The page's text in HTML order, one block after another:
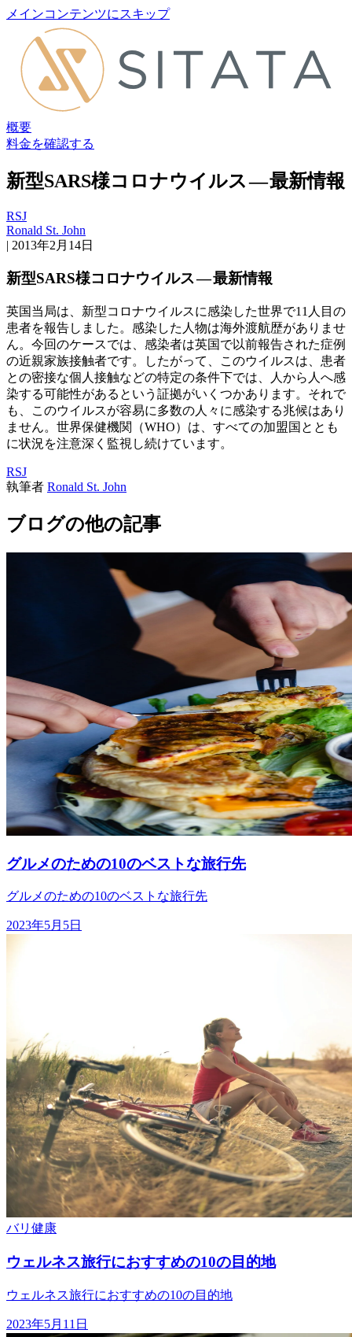
メインコンテンツにスキップ
概要
料金を確認する
新型SARS様コロナウイルス — 最新情報
RSJ
Ronald St. John
| 2013年2月14日
新型SARS様コロナウイルス — 最新情報
英国当局は、新型コロナウイルスに感染した世界で11人目の
患者を報告しました。感染した人物は海外渡航歴がありませ
ん。今回のケースでは、感染者は英国で以前報告された症例
の近親家族接触者です。したがって、このウイルスは、患者
との密接な個人接触などの特定の条件下では、人から人へ感
染する可能性があるという証拠がいくつかあります。それで
も、このウイルスが容易に多数の人々に感染する兆候はあり
ません。世界保健機関（WHO）は、すべての加盟国ととも
に状況を注意深く監視し続けています。
RSJ
執筆者 Ronald St. John
ブログの他の記事
グルメのための10のベストな旅行先
グルメのための10のベストな旅行先
2023年5月5日
バリ 健康
ウェルネス旅行におすすめの10の目的地
ウェルネス旅行におすすめの10の目的地
2023年5月11日